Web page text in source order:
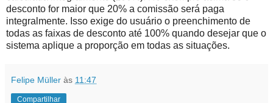
desconto for maior que 20% a comissão será paga
integralmente. Isso exige do usuário o preenchimento de
todas as faixas de desconto até 100% quando desejar que o
sistema aplique a proporção em todas as situações.
Felipe Müller às 11:47
Compartilhar